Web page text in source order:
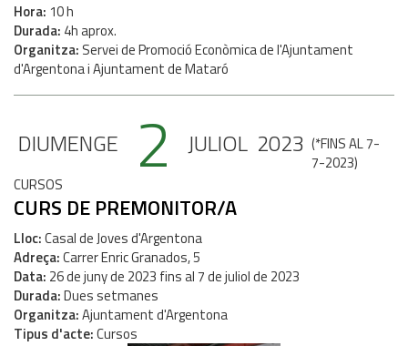
Hora 10 h
Durada 4h aprox.
Organitza Servei de Promoció Econòmica de l'Ajuntament
d'Argentona i Ajuntament de Mataró
DIUMENGE 2 JULIOL 2023 (*FINS AL 7-
7-2023)
CURSOS
CURS DE PREMONITOR/A
Lloc Casal de Joves d'Argentona
Adreça Carrer Enric Granados, 5
Data 26dejunyde 2023 fins al7dejuliolde 2023
Durada Dues setmanes
Organitza Ajuntament d'Argentona
Tipus d'acte Cursos